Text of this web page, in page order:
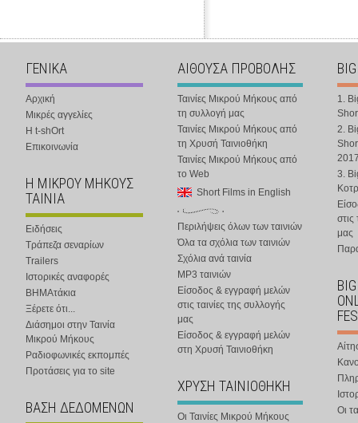
ΓΕΝΙΚΑ
Αρχική
Μικρές αγγελίες
Η t-shOrt
Επικοινωνία
Η ΜΙΚΡΟΥ ΜΗΚΟΥΣ
ΤΑΙΝΙΑ
Ειδήσεις
Τράπεζα σεναρίων
Trailers
Ιστορικές αναφορές
ΒΗΜΑτάκια
Ξέρετε ότι...
Διάσημοι στην Ταινία
Μικρού Μήκους
Ραδιοφωνικές εκπομπές
Προτάσεις για το site
ΒΑΣΗ ΔΕΔΟΜΕΝΩΝ
ΑΙΘΟΥΣΑ ΠΡΟΒΟΛΗΣ
Ταινίες Μικρού Μήκους από
τη συλλογή μας
Ταινίες Μικρού Μήκους από
τη Χρυσή Ταινιοθήκη
Ταινίες Μικρού Μήκους από
το Web
Short Films in English
Περιλήψεις όλων των ταινιών
Όλα τα σχόλια των ταινιών
Σχόλια ανά ταινία
MP3 ταινιών
Είσοδος & εγγραφή μελών
στις ταινίες της συλλογής
μας
Είσοδος & εγγραφή μελών
στη Χρυσή Ταινιοθήκη
ΧΡΥΣΗ ΤΑΙΝΙΟΘΗΚΗ
Οι Ταινίες Μικρού Μήκους
1.
2.
3.
στις
μας
Οι